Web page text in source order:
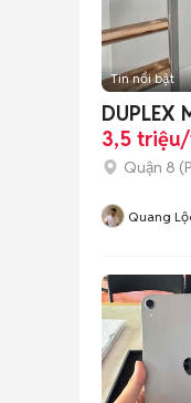
Tin nổi bật
DUPLEX
3,5
Quận 8 (
Quang